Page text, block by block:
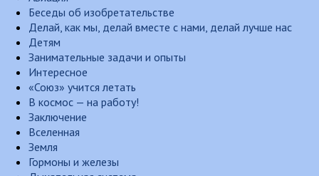
Беседы об изобретательстве
Делай, как мы, делай вместе с нами, делай лучше нас
Детям
Занимательные задачи и опыты
Интересное
«Союз» учится летать
В космос — на работу!
Заключение
Вселенная
Земля
Гормоны и железы